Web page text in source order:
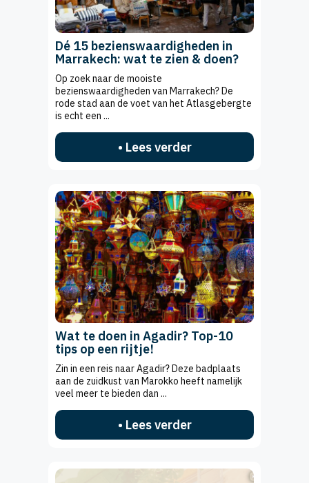
Dé 15 bezienswaardigheden in
Marrakech: wat te zien & doen?
Op zoek naar de mooiste
bezienswaardigheden van Marrakech? De
rode stad aan de voet van het Atlasgebergte
is echt een ...
• Lees verder
Wat te doen in Agadir? Top-10
tips op een rijtje!
Zin in een reis naar Agadir? Deze badplaats
aan de zuidkust van Marokko heeft namelijk
veel meer te bieden dan ...
• Lees verder